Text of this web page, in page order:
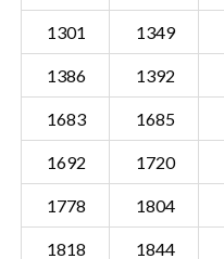
1301 1349
1386 1392
1683 1685
1692 1720
1778 1804
1818 1844